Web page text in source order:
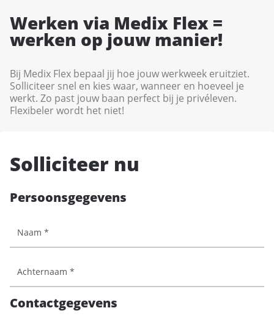
Werken via Medix Flex =
werken op jouw manier!
Bij Medix Flex bepaal jij hoe jouw werkweek eruitziet.
Solliciteer snel en kies waar, wanneer en hoeveel je
werkt. Zo past jouw baan perfect bij je privéleven.
Flexibeler wordt het niet!
Solliciteer nu
Persoonsgegevens
Contactgegevens